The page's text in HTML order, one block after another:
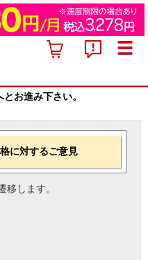
お進み下さい。
に対するご意見
移します。